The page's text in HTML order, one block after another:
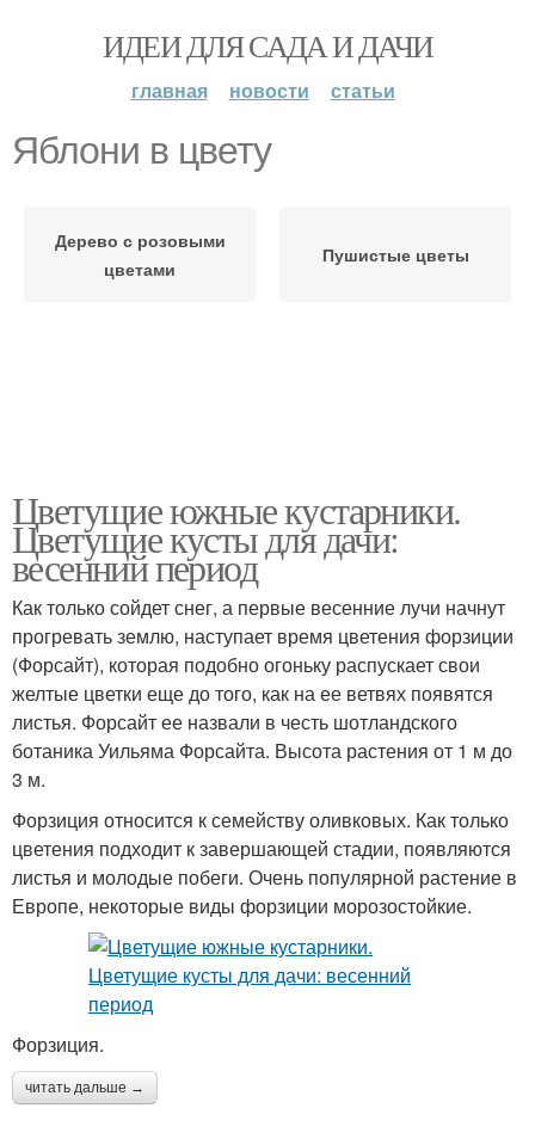
ИДЕИ ДЛЯ САДА И ДАЧИ
главная новости статьи
Яблони в цвету
Дерево с розовыми
цветами
Пушистые цветы
Цветущие южные кустарники.
Цветущие кусты для дачи:
весенний период
Как только сойдет снег, а первые весенние лучи начнут
прогревать землю, наступает время цветения форзиции
(Форсайт), которая подобно огоньку распускает свои
желтые цветки еще до того, как на ее ветвях появятся
листья. Форсайт ее назвали в честь шотландского
ботаника Уильяма Форсайта. Высота растения от 1 м до
3 м.
Форзиция относится к семейству оливковых. Как только
цветения подходит к завершающей стадии, появляются
листья и молодые побеги. Очень популярной растение в
Европе, некоторые виды форзиции морозостойкие.
Форзиция.
читать дальше →